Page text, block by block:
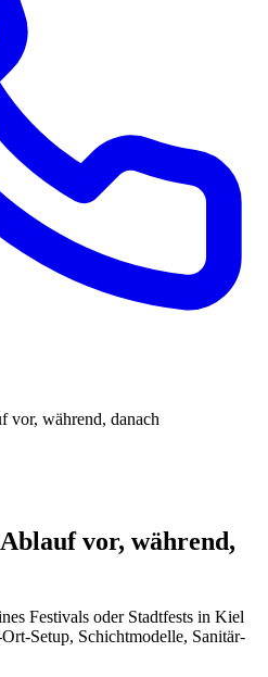
vor, während, danach
vor, während,
Festivals oder Stadtfests in Kiel
Setup, Schichtmodelle, Sanitär-